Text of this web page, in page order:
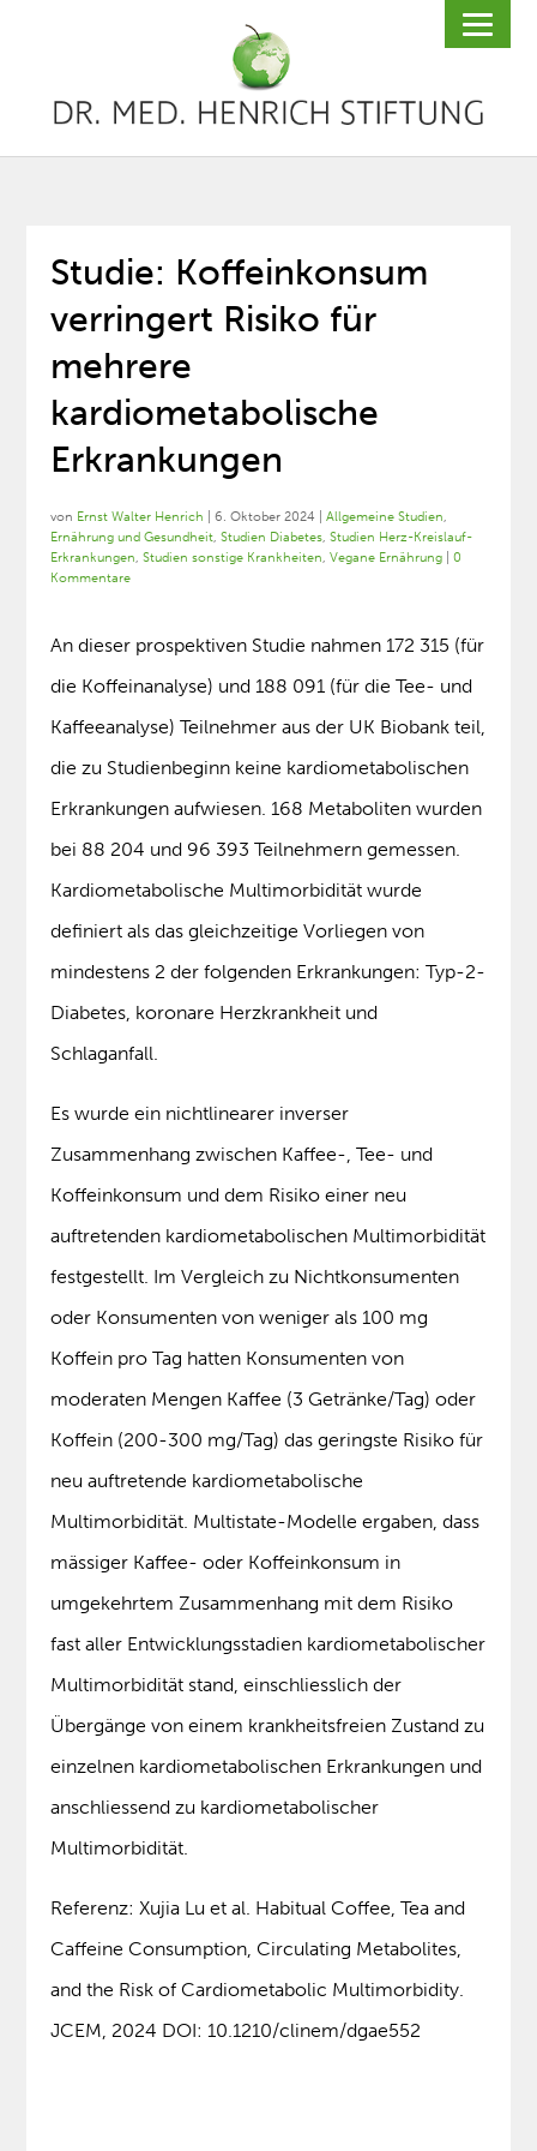
Studie: Koffeinkonsum
verringert Risiko für
mehrere
kardiometabolische
Erkrankungen
von Ernst Walter Henrich |6. Oktober 2024 |Allgemeine Studien,
Ernährung und Gesundheit,Studien Diabetes,Studien Herz-Kreislauf-
Erkrankungen,Studien sonstige Krankheiten,Vegane Ernährung |0
Kommentare
An dieser prospektiven Studie nahmen 172 315 (für
die Koffeinanalyse) und 188 091 (für die Tee- und
Kaffeeanalyse) Teilnehmer aus der UK Biobank teil,
die zu Studienbeginn keine kardiometabolischen
Erkrankungen aufwiesen. 168 Metaboliten wurden
bei 88 204 und 96 393 Teilnehmern gemessen.
Kardiometabolische Multimorbidität wurde
definiert als das gleichzeitige Vorliegen von
mindestens 2 der folgenden Erkrankungen: Typ-2-
Diabetes, koronare Herzkrankheit und
Schlaganfall.
Es wurde ein nichtlinearer inverser
Zusammenhang zwischen Kaffee-, Tee- und
Koffeinkonsum und dem Risiko einer neu
auftretenden kardiometabolischen Multimorbidität
festgestellt. Im Vergleich zu Nichtkonsumenten
oder Konsumenten von weniger als 100 mg
Koffein pro Tag hatten Konsumenten von
moderaten Mengen Kaffee (3 Getränke/Tag) oder
Koffein (200-300 mg/Tag) das geringste Risiko für
neu auftretende kardiometabolische
Multimorbidität. Multistate-Modelle ergaben, dass
mässiger Kaffee- oder Koffeinkonsum in
umgekehrtem Zusammenhang mit dem Risiko
fast aller Entwicklungsstadien kardiometabolischer
Multimorbidität stand, einschliesslich der
Übergänge von einem krankheitsfreien Zustand zu
einzelnen kardiometabolischen Erkrankungen und
anschliessend zu kardiometabolischer
Multimorbidität.
Referenz: Xujia Lu et al. Habitual Coffee, Tea and
Caffeine Consumption, Circulating Metabolites,
and the Risk of Cardiometabolic Multimorbidity.
JCEM, 2024 DOI: 10.1210/clinem/dgae552